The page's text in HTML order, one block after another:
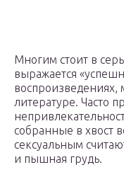
Многим стоит в
выражается
литературе. Часто
собранные в хвост
сексуальным
и пышная грудь.